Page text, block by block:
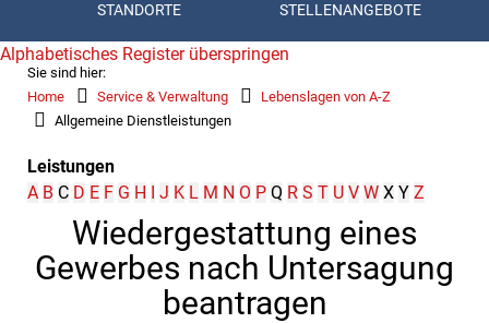
STANDORTE STELLENANGEBOTE
Sie sind hier:
Home
Service & Verwaltung
Lebenslagen von A-Z
Allgemeine Dienstleistungen
Leistungen
Alphabetisches Register überspringen
A B C D E F G H I J K L M N O P Q R S T U V W X Y Z
Wiedergestattung eines
Gewerbes nach Untersagung
beantragen